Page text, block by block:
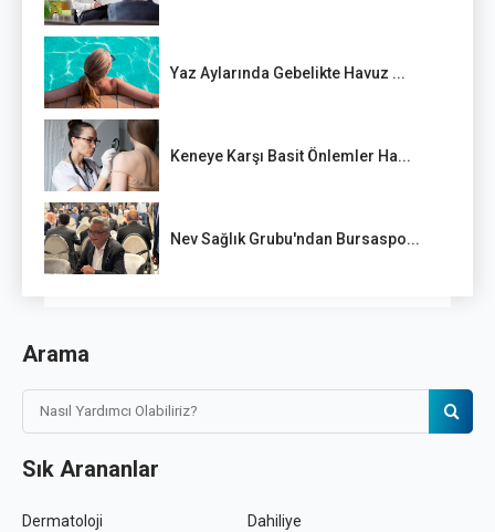
Yaz Aylarında Gebelikte Havuz ...
Keneye Karşı Basit Önlemler Ha...
Nev Sağlık Grubu'ndan Bursaspo...
Arama
Sık Arananlar
Dermatoloji
Dahiliye